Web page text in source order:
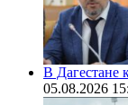
В Дагестане
05.08.2026